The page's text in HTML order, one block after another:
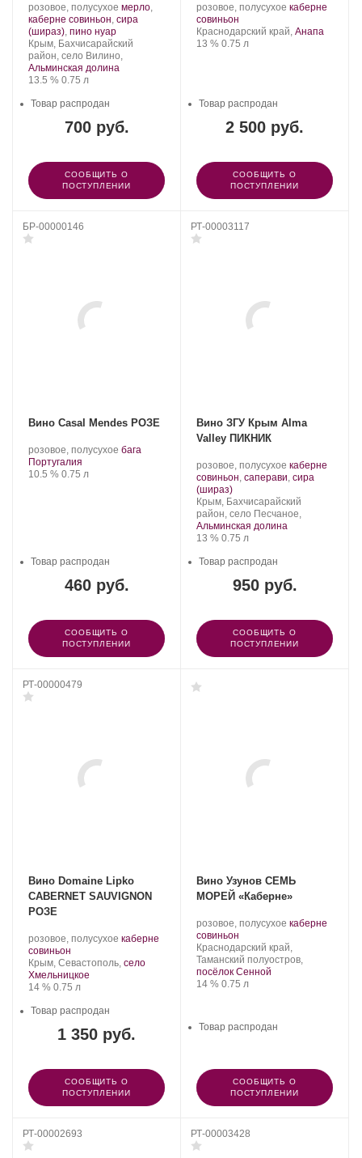
Производитель:
Alma
Valley.
розовое, полусухое .
Сорт
мерло,
каберне совиньон, сира
(шираз), пино нуар.
Регион:
Крым, Бахчисарайский
район, село Вилино,
Альминская долина
Крепость
13.5 %. Объем
0.75 л
700 руб.
Товар распродан
СООБЩИТЬ О
ПОСТУПЛЕНИИ
Производитель:
В2Р
–
Винодельня
розовое, полусухое .
винограда:
каберне
совиньон
Регион:
Краснодарский край, Анапа
Крепость
13 %. Объем
0.75 л
2 500 руб.
Товар распродан
СООБЩИТЬ О
ПОСТУПЛЕНИИ
БР-00000146
Вино Casal Mendes РОЗЕ
розовое, полусухое .бага
Регион:
Португалия
Крепость
10.5 %. Объем
0.75 л
460 руб.
Товар распродан
СООБЩИТЬ О
ПОСТУПЛЕНИИ
РТ-00003117
Вино ЗГУ Крым Alma
Valley ПИКНИК
Производитель:
Alma
Valley.
розовое, полусухое .
Сорт
каберне
совиньон, саперави, сира
(шираз).
Регион:
Крым, Бахчисарайский
район, село Песчаное,
Альминская долина
Крепость
13 %. Объем
0.75 л
950 руб.
Товар распродан
СООБЩИТЬ О
ПОСТУПЛЕНИИ
РТ-00000479
Вино Domaine Lipko
CABERNET SAUVIGNON
РОЗЕ
Производитель:
Domaine
Lipko.
розовое, полусухое .
винограда:
каберне
совиньон
Регион:
Крым, Севастополь, село
Хмельницкое
Крепость
14 %. Объем
0.75 л
1 350 руб.
Товар распродан
СООБЩИТЬ О
ПОСТУПЛЕНИИ
Вино Узунов СЕМЬ
МОРЕЙ «Каберне»
Производитель:
Узунов.
розовое, полусухое .
винограда:
каберне
совиньон
Регион:
Краснодарский край,
Таманский полуостров,
посёлок Сенной
Крепость
14 %. Объем
0.75 л
Товар распродан
СООБЩИТЬ О
ПОСТУПЛЕНИИ
РТ-00002693 РТ-00003428